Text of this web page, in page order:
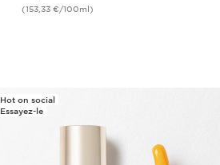
(153,33 €/100ml)
Hot on social
Essayez-le